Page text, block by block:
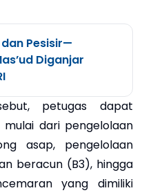
dan Pesisir—
Diganjar
petugas dapat
dari pengelolaan
asap, pengelolaan
beracun (B3), hingga
yang dimiliki